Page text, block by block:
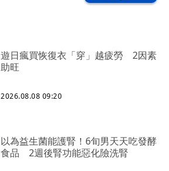
遊日瘋買恢復衣「穿」越疲勞 2因素
助旺
2026.08.08 09:20
以為益生菌能護腎！6旬男天天吃發酵
食品 2週後腎功能惡化險洗腎